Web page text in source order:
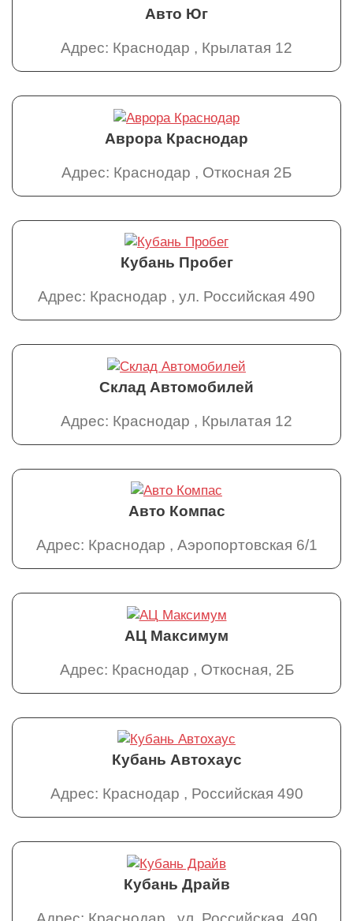
Авто Юг
Адрес: Краснодар , Крылатая 12
Аврора Краснодар
Адрес: Краснодар , Откосная 2Б
Кубань Пробег
Адрес: Краснодар , ул. Российская 490
Склад Автомобилей
Адрес: Краснодар , Крылатая 12
Авто Компас
Адрес: Краснодар , Аэропортовская 6/1
АЦ Максимум
Адрес: Краснодар , Откосная, 2Б
Кубань Автохаус
Адрес: Краснодар , Российская 490
Кубань Драйв